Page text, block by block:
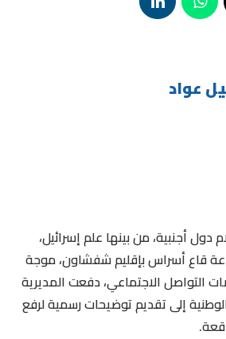
عواد
دول أجنبية، من بينها علم إسرائيل،
قاع أسراس بإقليم شفشاون، موجة
التواصل الاجتماعي، دفعت المديرية
الوطنية إلى تقديم توضيحات رسمية لرفع